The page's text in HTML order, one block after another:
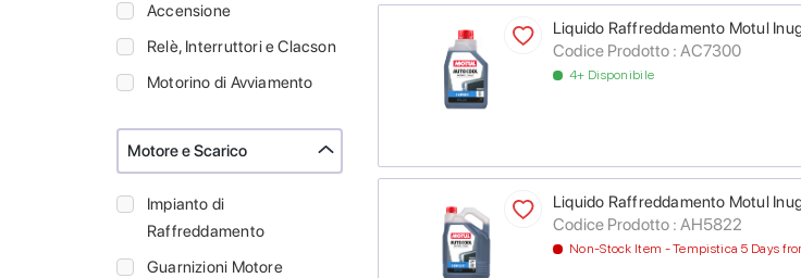
Accensione
Relè, Interruttori e Clacson
Motorino di Avviamento
Motore e Scarico
Impianto di
Raffreddamento
Guarnizioni Motore
Liquido Raffreddamento Motul
Codice Prodotto : AC7300
4+ Disponibile
Liquido Raffreddamento Motul
Codice Prodotto : AH5822
Non-Stock Item - Tempistica 5 Days